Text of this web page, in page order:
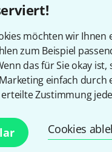
möchten wir
zum Beispiel
das für Sie okay
einfach durch
Zustimmung
Cookies
Teilen
mit etwas Glück